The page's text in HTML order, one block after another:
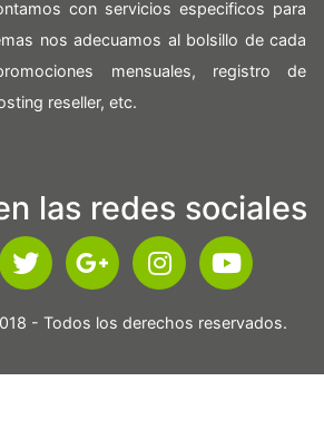
con servicios especificos para
nos adecuamos al bolsillo de cada
mensuales, registro de
reseller, etc.
las redes sociales
- Todos los derechos reservados.